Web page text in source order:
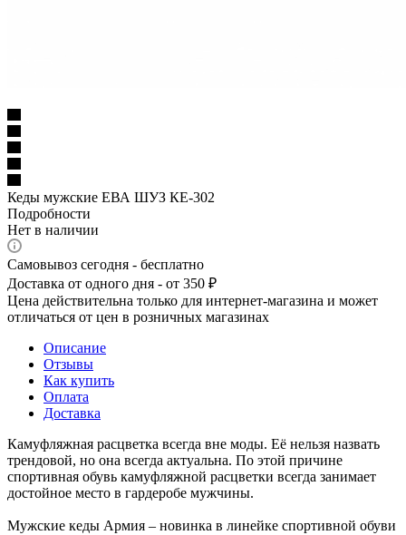
Кеды мужские ЕВА ШУЗ КЕ-302
Подробности
Нет в наличии
Самовывоз сегодня - бесплатно
Доставка от одного дня - от 350 ₽
Цена действительна только для интернет-магазина и может
отличаться от цен в розничных магазинах
Описание
Отзывы
Как купить
Оплата
Доставка
Камуфляжная расцветка всегда вне моды. Её нельзя назвать
трендовой, но она всегда актуальна. По этой причине
спортивная обувь камуфляжной расцветки всегда занимает
достойное место в гардеробе мужчины.
Мужские кеды Армия – новинка в линейке спортивной обуви